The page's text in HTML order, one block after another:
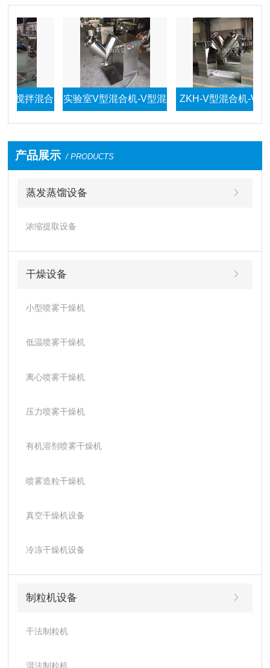
拌混合 实验室V型混合机-V型混
料机
ZKH-V型混合机-V型混
料机
产品展示 / PRODUCTS
蒸发蒸馏设备
浓缩提取设备
干燥设备
小型喷雾干燥机
低温喷雾干燥机
离心喷雾干燥机
压力喷雾干燥机
有机溶剂喷雾干燥机
喷雾造粒干燥机
真空干燥机设备
冷冻干燥机设备
制粒机设备
干法制粒机
湿法制粒机